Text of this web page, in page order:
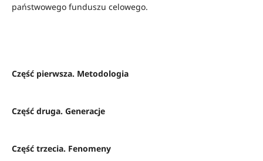
państwowego funduszu celowego.
Część pierwsza. Metodologia
Część druga. Generacje
Część trzecia. Fenomeny